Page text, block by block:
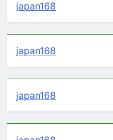
japan168
japan168
japan168